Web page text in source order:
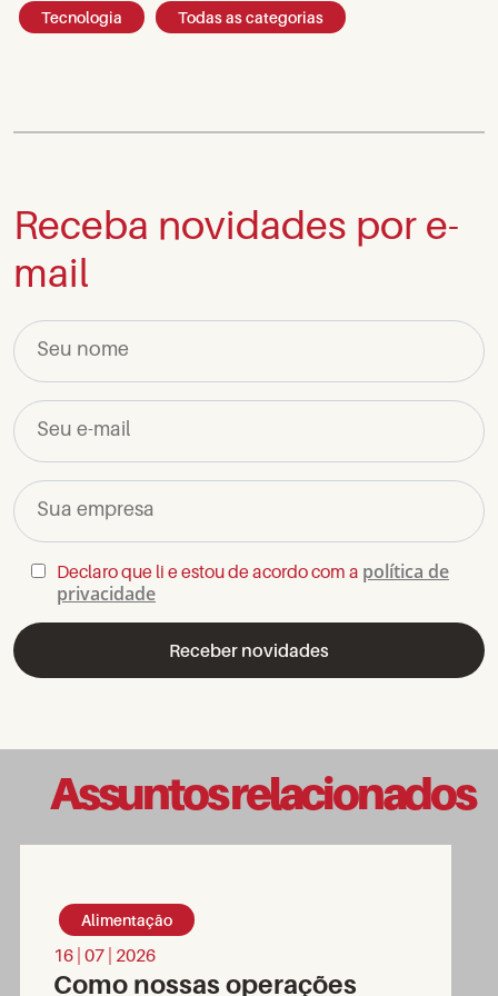
Tecnologia Todas as categorias
Receba novidades por e-
mail
Seu nome
Seu e-mail
Sua empresa
Declaro que li e estou de acordo com a política de
privacidade
Assuntos relacionados
Alimentação
16 | 07 | 2026
Como nossas operações